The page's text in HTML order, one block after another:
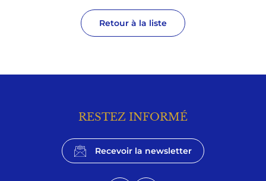
Retour à la liste
RESTEZ INFORMÉ
Recevoir la newsletter